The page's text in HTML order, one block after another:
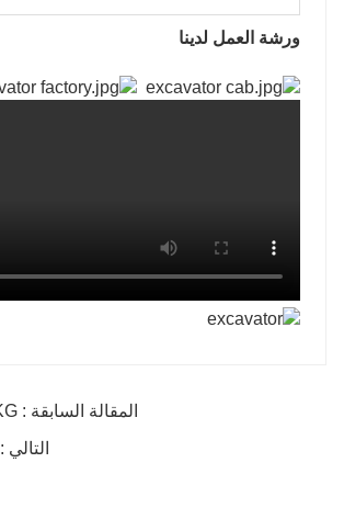
ورشة العمل لدينا
المقالة السابقة : 1800KG حفار صغير
التالي : 6 طن حفارة للبيع